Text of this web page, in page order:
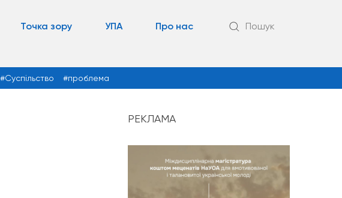
Точка зору УПА Про нас Пошук
Суспільство проблема
РЕКЛАМА